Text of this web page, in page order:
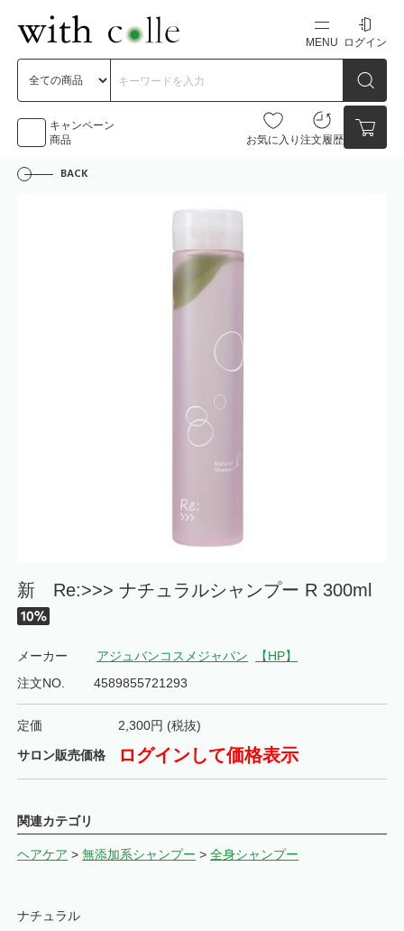
MENU
新規会員登録
ログイン
キャンペーン
商品
お気に入り 注文履歴
カートの中身を見る
BACK
新 Re:>>> ナチュラルシャンプー R 300ml
メーカー アジュバンコスメジャパン
【HP】
注文NO.
4589855721293
定価 2,300円 (税抜)
サロン販売価格 ログインして価格表示
関連カテゴリ
ヘアケア >無添加系シャンプー >全身シャンプー
ナチュラル